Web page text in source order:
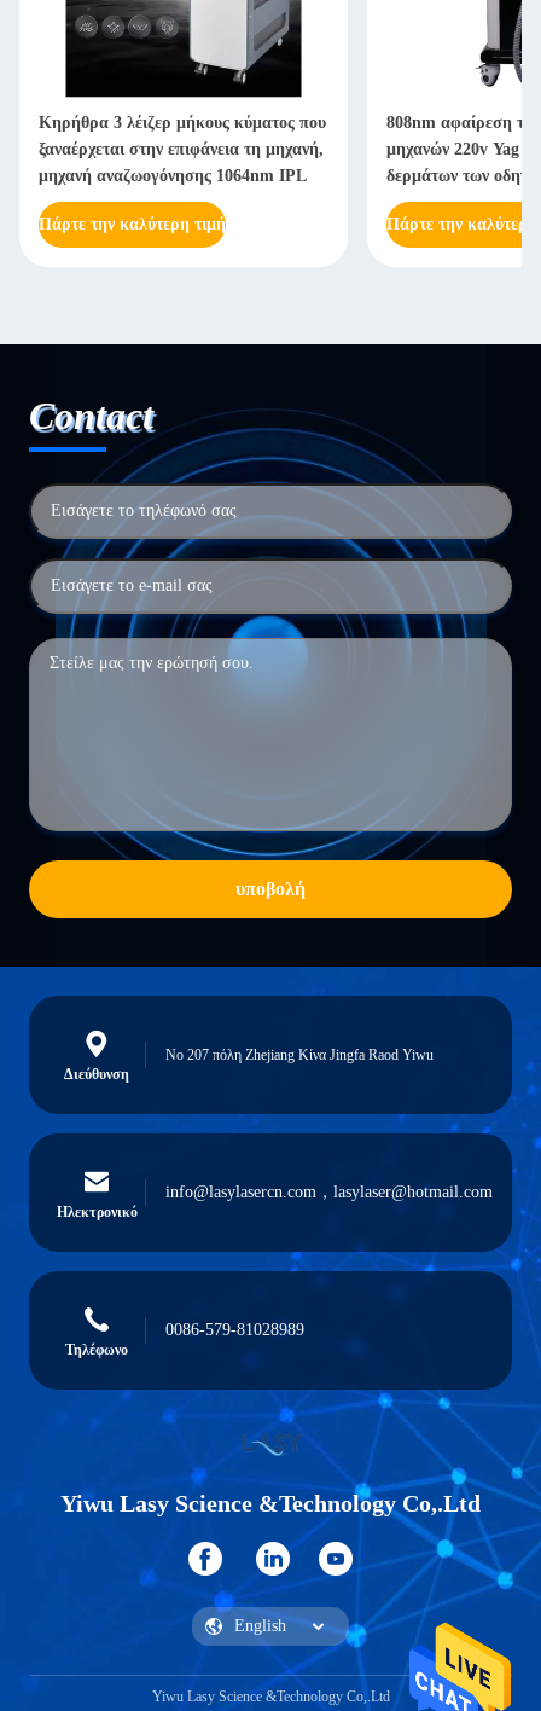
Κηρήθρα 3 λέιζερ μήκους κύματος που
ξαναέρχεται στην επιφάνεια τη μηχανή,
μηχανή αναζωογόνησης 1064nm IPL
Πάρτε την καλύτερη τιμή
808nm αφαίρεση
μηχανών 220v Yag
δερμάτων των
Πάρτε την καλύτερη
Contact
υποβολή
Διεύθυνση
Νο 207 πόλη Zhejiang Κίνα Jingfa Raod Yiwu
Ηλεκτρονικό
info@lasylasercn.com，lasylaser@hotmail.com
Τηλέφωνο
0086-579-81028989
Yiwu Lasy Science &Technology Co,.Ltd
Yiwu Lasy Science &Technology Co,.Ltd